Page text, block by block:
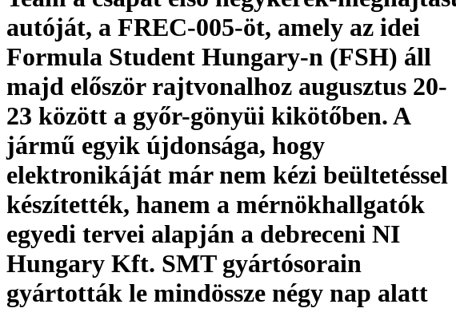
autóját, a FREC-005-öt, amely az idei
Formula Student Hungary-n (FSH) áll
majd először rajtvonalhoz augusztus 20-
23 között a győr-gönyüi kikötőben. A
jármű egyik újdonsága, hogy
elektronikáját már nem kézi beültetéssel
készítették, hanem a mérnökhallgatók
egyedi tervei alapján a debreceni NI
Hungary Kft. SMT gyártósorain
gyártották le mindössze négy nap alatt